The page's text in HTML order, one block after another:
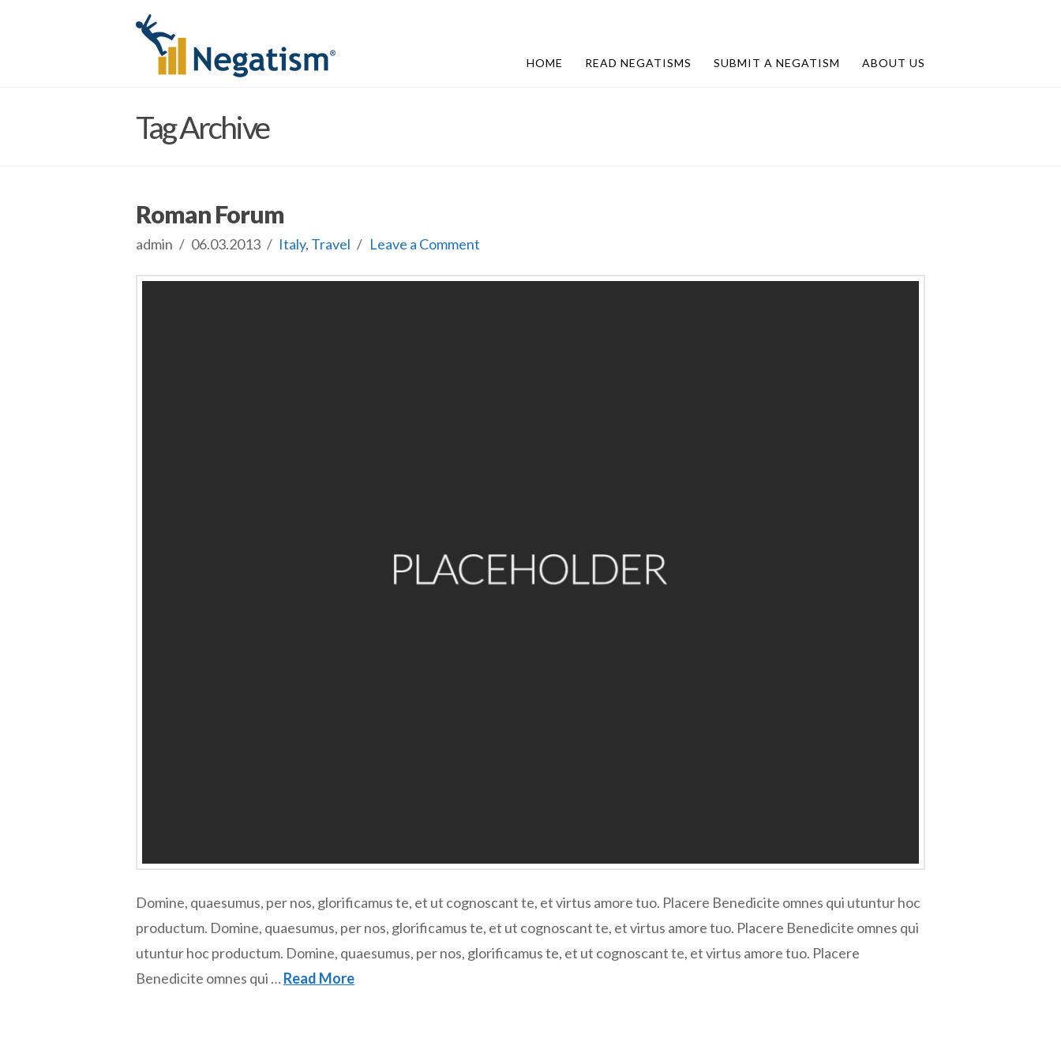
HOME READ NEGATISMS SUBMIT A NEGATISM ABOUT US
Tag Archive
Roman Forum
admin 06.03.2013 Italy, Travel Leave a Comment
Domine, quaesumus, per nos, glorificamus te, et ut cognoscant te, et virtus amore tuo. Placere Benedicite omnes qui utuntur hoc
productum. Domine, quaesumus, per nos, glorificamus te, et ut cognoscant te, et virtus amore tuo. Placere Benedicite omnes qui
utuntur hoc productum. Domine, quaesumus, per nos, glorificamus te, et ut cognoscant te, et virtus amore tuo. Placere
Benedicite omnes qui …Read More